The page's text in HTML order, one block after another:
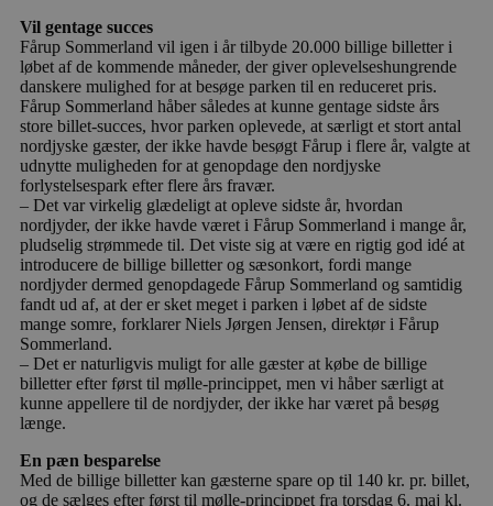
Vil gentage succes
Fårup Sommerland vil igen i år tilbyde 20.000 billige billetter i
løbet af de kommende måneder, der giver oplevelseshungrende
danskere mulighed for at besøge parken til en reduceret pris.
Fårup Sommerland håber således at kunne gentage sidste års
store billet-succes, hvor parken oplevede, at særligt et stort antal
nordjyske gæster, der ikke havde besøgt Fårup i flere år, valgte at
udnytte muligheden for at genopdage den nordjyske
forlystelsespark efter flere års fravær.
– Det var virkelig glædeligt at opleve sidste år, hvordan
nordjyder, der ikke havde været i Fårup Sommerland i mange år,
pludselig strømmede til. Det viste sig at være en rigtig god idé at
introducere de billige billetter og sæsonkort, fordi mange
nordjyder dermed genopdagede Fårup Sommerland og samtidig
fandt ud af, at der er sket meget i parken i løbet af de sidste
mange somre, forklarer Niels Jørgen Jensen, direktør i Fårup
Sommerland.
– Det er naturligvis muligt for alle gæster at købe de billige
billetter efter først til mølle-princippet, men vi håber særligt at
kunne appellere til de nordjyder, der ikke har været på besøg
længe.
En pæn besparelse
Med de billige billetter kan gæsterne spare op til 140 kr. pr. billet,
og de sælges efter først til mølle-princippet fra torsdag 6. maj kl.